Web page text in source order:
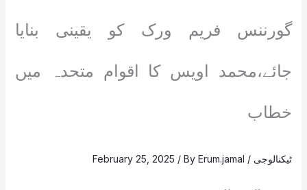
گورننس فریم ورک کو یقینی بنایا
جائے،محمد اویس کا اقوام متحدہ میں
خطاب
ٹیکنالوجی /
February 25, 2025 / ByErum.jamal